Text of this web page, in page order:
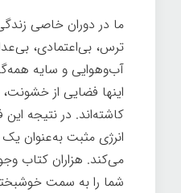
ما در دوران خاصی
ترس، بی‌اعتمادی،
آب‌وهوایی و سایه
اینها فضایی از
کاشته‌اند. در نتیجه
انرژی مثبت به‌عنوان
می‌کند. هزاران کتاب
شما را به سمت